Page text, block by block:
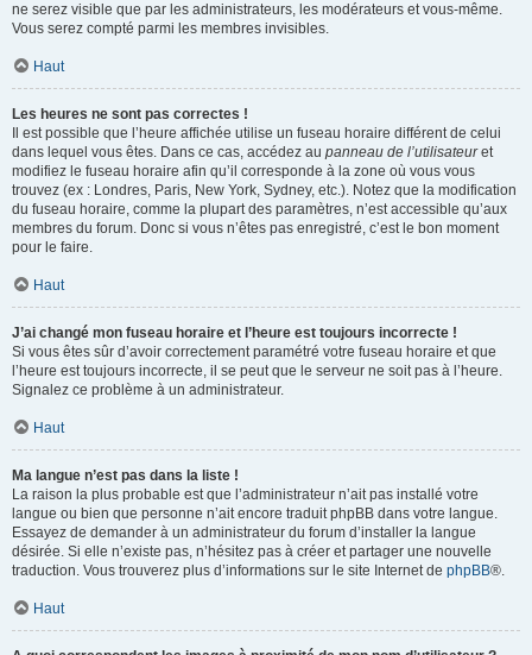
ne serez visible que par les administrateurs, les modérateurs et vous-même.
Vous serez compté parmi les membres invisibles.
Haut
Les heures ne sont pas correctes !
Il est possible que l’heure affichée utilise un fuseau horaire différent de celui
dans lequel vous êtes. Dans ce cas, accédez au panneau de l’utilisateuret
modifiez le fuseau horaire afin qu’il corresponde à la zone où vous vous
trouvez (ex : Londres, Paris, New York, Sydney, etc.). Notez que la modification
du fuseau horaire, comme la plupart des paramètres, n’est accessible qu’aux
membres du forum. Donc si vous n’êtes pas enregistré, c’est le bon moment
pour le faire.
Haut
J’ai changé mon fuseau horaire et l’heure est toujours incorrecte !
Si vous êtes sûr d’avoir correctement paramétré votre fuseau horaire et que
l’heure est toujours incorrecte, il se peut que le serveur ne soit pas à l’heure.
Signalez ce problème à un administrateur.
Haut
Ma langue n’est pas dans la liste !
La raison la plus probable est que l’administrateur n’ait pas installé votre
langue ou bien que personne n’ait encore traduit phpBB dans votre langue.
Essayez de demander à un administrateur du forum d’installer la langue
désirée. Si elle n’existe pas, n’hésitez pas à créer et partager une nouvelle
traduction. Vous trouverez plus d’informations sur le site Internet de phpBB®.
Haut